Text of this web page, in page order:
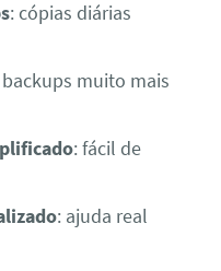
: cópias diárias
muito mais
: fácil de
: ajuda real